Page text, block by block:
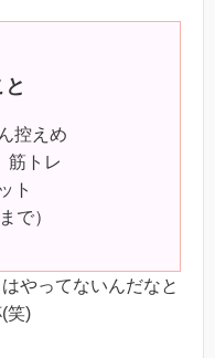
控えめ
筋トレ
ト
で）
やってないんだなと
笑)